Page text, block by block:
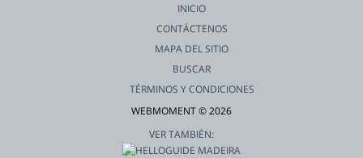
INICIO
CONTÁCTENOS
MAPA DEL SITIO
BUSCAR
TÉRMINOS Y CONDICIONES
WEBMOMENT © 2026
VER TAMBIÉN: